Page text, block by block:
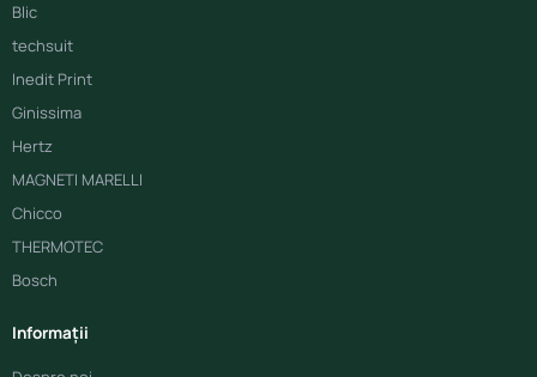
Blic
techsuit
Inedit Print
Ginissima
Hertz
MAGNETI MARELLI
Chicco
THERMOTEC
Bosch
Informații